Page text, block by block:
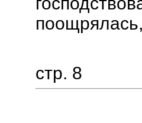
стр. 8